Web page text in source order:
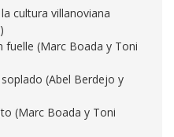
cultura villanoviana
fuelle (Marc Boada y Toni
(Abel Berdejo y
(Marc Boada y Toni